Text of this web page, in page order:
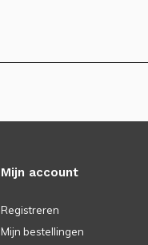
Mijn account
Registreren
Mijn bestellingen